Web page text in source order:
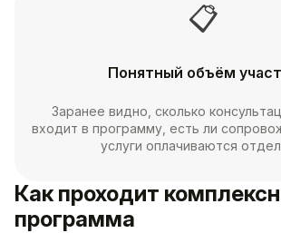
📋
Понятный объём
Заранее видно, сколько
входит в программу, есть ли
услуги оплачиваются
Как проходит
программа